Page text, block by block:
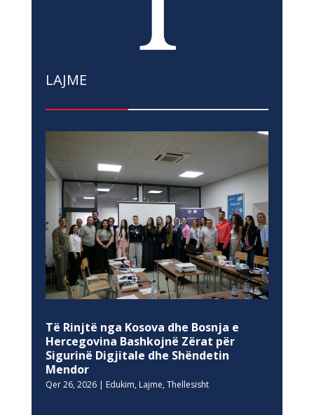
LAJME
Të Rinjtë nga Kosova dhe Bosnja e
Hercegovina Bashkojnë Zërat për
Sigurinë Digjitale dhe Shëndetin
Mendor
Qer 26, 2026| Edukim, Lajme, Thellesisht